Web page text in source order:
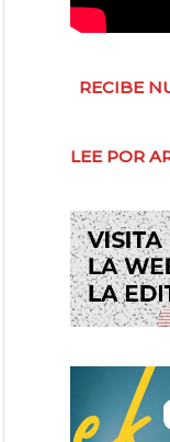
RECIBE
LEE POR